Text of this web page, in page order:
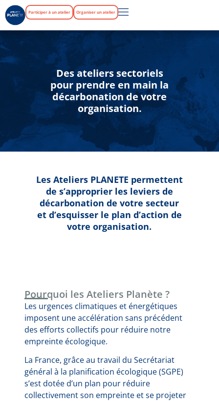
Participer à un atelier Organiser un atelier
Des ateliers sectoriels
pour prendre en main la
décarbonation de votre
organisation.
Les Ateliers PLANETE permettent
de s’approprier les leviers de
décarbonation de votre secteur
et d’esquisser le plan d’action de
votre organisation.
Pourquoi les Ateliers Planète ?
Les urgences climatiques et énergétiques
imposent une accélération sans précédent
des efforts collectifs pour réduire notre
empreinte écologique.
La France, grâce au travail du Secrétariat
général à la planification écologique (SGPE)
s’est dotée d’un plan pour réduire
collectivement son empreinte et se projeter